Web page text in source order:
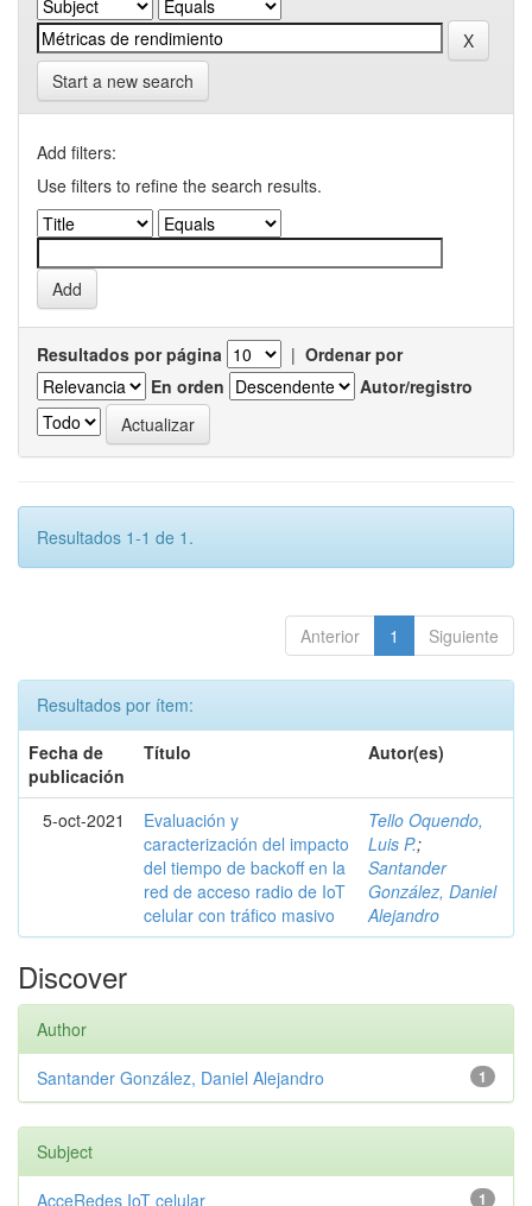
Start a new search
Add filters:
Use filters to refine the search results.
Resultados por página | Ordenar por
En orden
Autor/registro
Resultados 1-1 de 1.
Anterior 1 Siguiente
Resultados por ítem:
Fecha de
publicación
Título Autor(es)
5-oct-2021
Evaluación y
caracterización del impacto
del tiempo de backoff en la
red de acceso radio de IoT
celular con tráfico masivo
Tello Oquendo,
Luis P.;
Santander
González, Daniel
Alejandro
Discover
Author
1
Santander González, Daniel Alejandro
Subject
1
AcceRedes IoT celular